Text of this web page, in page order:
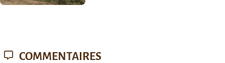
COMMENTAIRES